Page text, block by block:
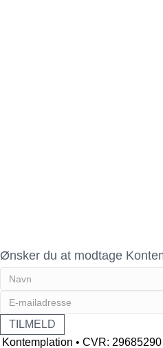
Ønsker du at modtage
Kontemplation • CVR: 29685290